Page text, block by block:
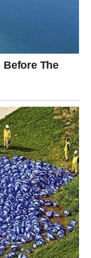
a razgovor
veoma
razgovora.
deli njihove